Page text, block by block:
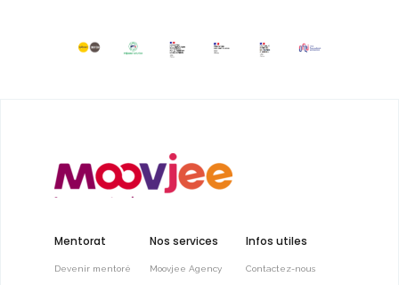
Mentorat
Devenir mentoré
Nos services
Moovjee Agency
Infos utiles
Contactez-nous